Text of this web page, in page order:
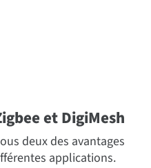
et DigiMesh
deux des avantages
applications.